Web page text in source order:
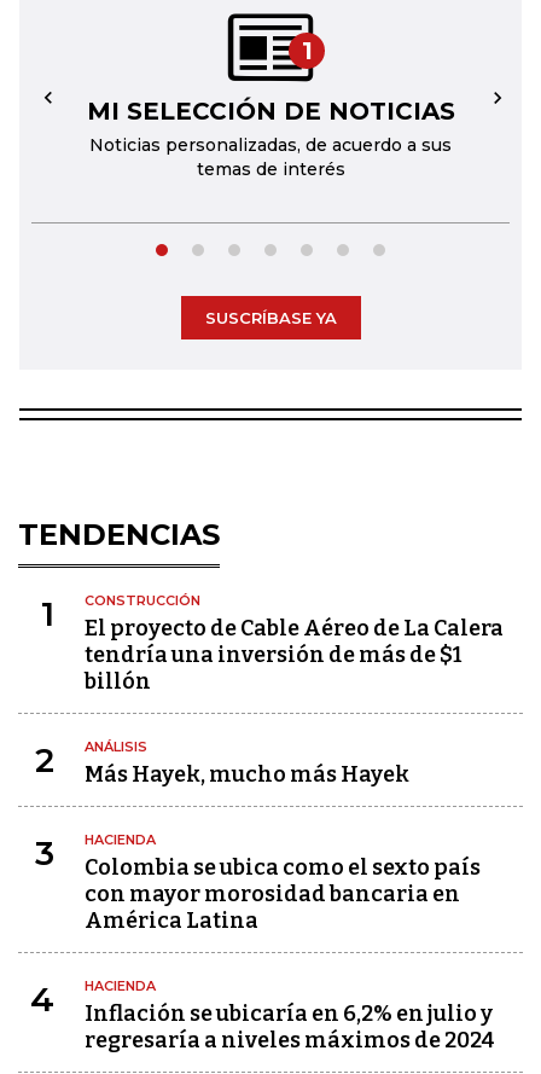
1
MI SELECCIÓN DE NOTICIAS
Noticias personalizadas, de acuerdo a sus
temas de interés
← →
SUSCRÍBASE YA
TENDENCIAS
1 CONSTRUCCIÓN
El proyecto de Cable Aéreo de La Calera
tendría una inversión de más de $1
billón
2 ANÁLISIS
Más Hayek, mucho más Hayek
3 HACIENDA
Colombia se ubica como el sexto país
con mayor morosidad bancaria en
América Latina
4 HACIENDA
Inflación se ubicaría en 6,2% en julio y
regresaría a niveles máximos de 2024